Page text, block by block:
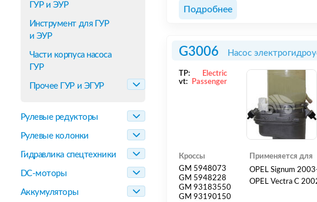
ГУР и ЭУР
Инструмент для ГУР
и ЭУР
Части корпуса насоса
ГУР
Прочее ГУР и ЭГУР
Рулевые редукторы
Рулевые колонки
Гидравлика спецтехники
DC-моторы
Аккумуляторы
Подробнее
G3006 Насос
TP:
Electric
vt:
Passenger
Кроссы
GM 5948073
GM 5948228
GM 93183550
GM 93190150
Применяется для
OPEL Signum
OPEL Vectra C